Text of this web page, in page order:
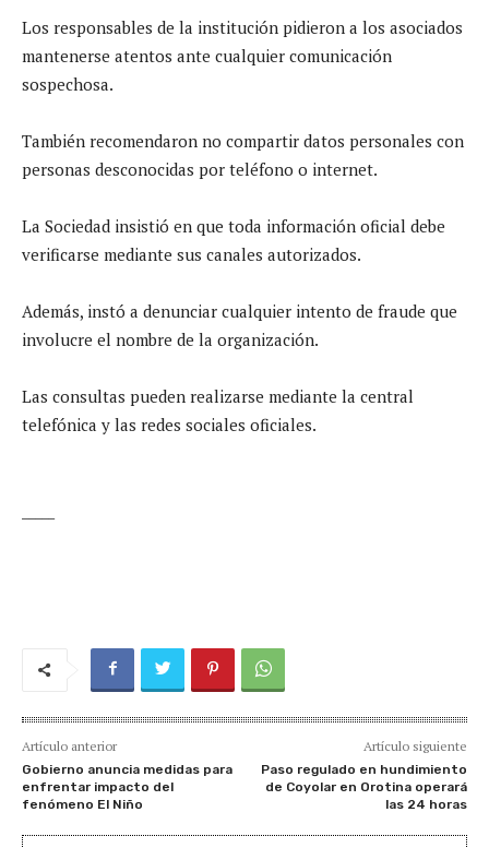
Los responsables de la institución pidieron a los asociados
mantenerse atentos ante cualquier comunicación
sospechosa.
También recomendaron no compartir datos personales con
personas desconocidas por teléfono o internet.
La Sociedad insistió en que toda información oficial debe
verificarse mediante sus canales autorizados.
Además, instó a denunciar cualquier intento de fraude que
involucre el nombre de la organización.
Las consultas pueden realizarse mediante la central
telefónica y las redes sociales oficiales.
Artículo anterior
Gobierno anuncia medidas para
enfrentar impacto del
fenómeno El Niño
Artículo siguiente
Paso regulado en hundimiento
de Coyolar en Orotina operará
las 24 horas